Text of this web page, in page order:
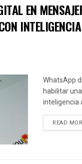
EN
WhatsApp
habilitar
inteligencia
READ